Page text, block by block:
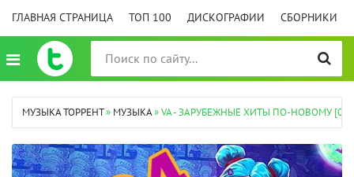
ГЛАВНАЯ СТРАНИЦА ТОП 100 ДИСКОГРАФИИ СБОРНИКИ
МУЗЫКА ТОРРЕНТ» МУЗЫКА» VA - ЗАРУБЕЖНЫЕ ХИТЫ ПО-НОВОМУ [03]